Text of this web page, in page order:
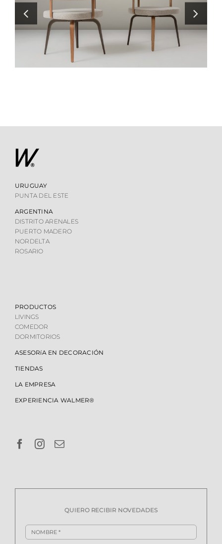
URUGUAY
PUNTA DEL ESTE
ARGENTINA
DISTRITO ARENALES
PUERTO MADERO
NORDELTA
ROSARIO
PRODUCTOS
LIVINGS
COMEDOR
DORMITORIOS
ASESORíA EN DECORACIÓN
TIENDAS
LA EMPRESA
EXPERIENCIA WALMER®
QUIERO RECIBIR NOVEDADES